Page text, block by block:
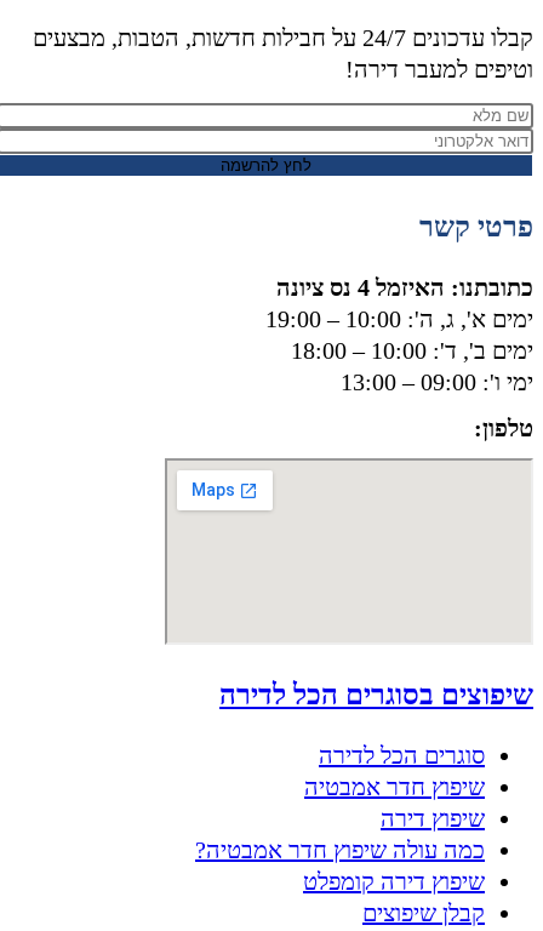
קבלו עדכונים 24/7 על חבילות חדשות, הטבות, מבצעים
וטיפים למעבר דירה!
לחץ להרשמה
פרטי קשר
כתובתנו: האיזמל 4 נס ציונה
ימים א', ג, ה': 10:00 – 19:00
ימים ב', ד': 10:00 – 18:00
ימי ו': 09:00 – 13:00
טלפון: 050-8556002
שיפוצים בסוגרים הכל לדירה
סוגרים הכל לדירה
שיפוץ חדר אמבטיה
שיפוץ דירה
כמה עולה שיפוץ חדר אמבטיה?
שיפוץ דירה קומפלט
קבלן שיפוצים